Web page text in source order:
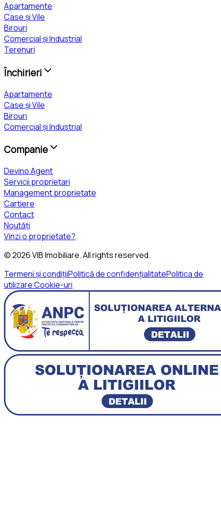
Apartamente
Case și Vile
Birouri
Comercial și Industrial
Terenuri
Închirieri
Apartamente
Case și Vile
Birouri
Comercial și Industrial
Companie
Devino Agent
Servicii proprietari
Management proprietate
Cartiere
Contact
Noutăți
Vinzi o proprietate?
©2026VIB Imobiliare. All rights reserved.
Termeni și condițiiPolitică de confidențialitatePolitica de
utilizare Cookie-uri